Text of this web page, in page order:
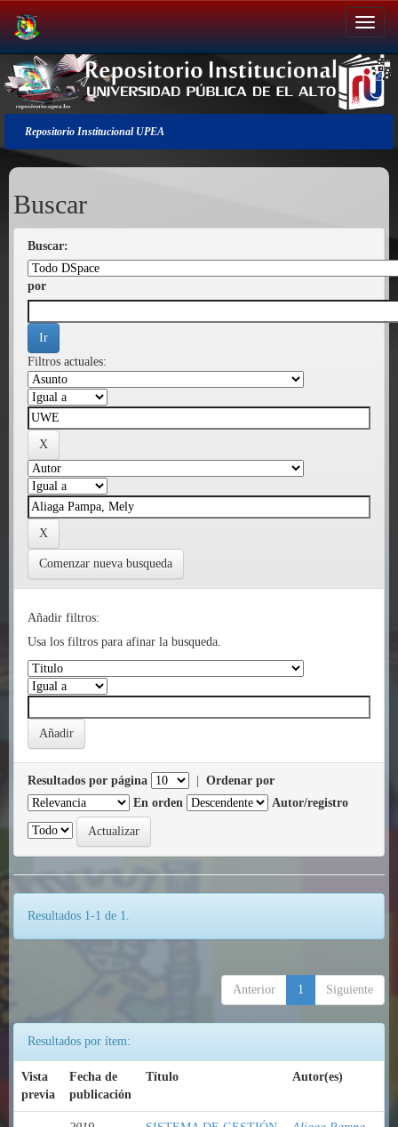
Salir
de
la
navegación
Repositorio Institucional UPEA
Buscar
Buscar:
por
Filtros actuales:
Comenzar nueva busqueda
Añadir filtros:
Usa los filtros para afinar la busqueda.
Resultados por página
Ordenar por
En orden
Autor/registro
Resultados 1-1 de 1.
Anterior 1 Siguiente
Resultados por ítem:
Vista
previa
Fecha de
publicación
Título Autor(es)